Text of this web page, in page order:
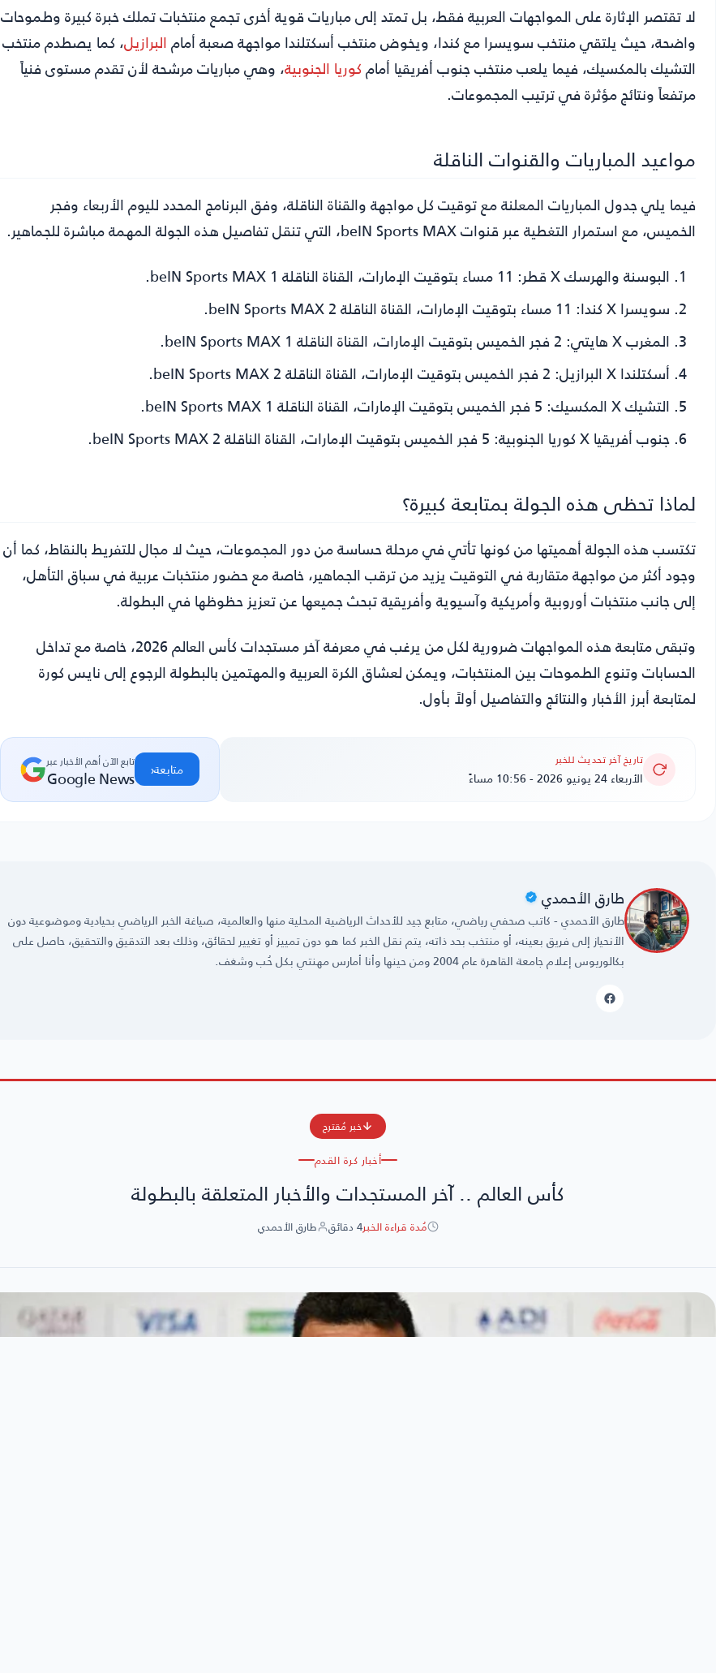
لا تقتصر الإثارة على المواجهات العربية فقط، بل تمتد إلى مباريات قوية أخرى تجمع منتخبات تملك خبرة كبيرة وطموحات
واضحة، حيث يلتقي منتخب سويسرا مع كندا، ويخوض منتخب أسكتلندا مواجهة صعبة أمامالبرازيل، كما يصطدم منتخب
التشيك بالمكسيك، فيما يلعب منتخب جنوب أفريقيا أمامكوريا الجنوبية، وهي مباريات مرشحة لأن تقدم مستوى فنياً
مرتفعاً ونتائج مؤثرة في ترتيب المجموعات.
مواعيد المباريات والقنوات الناقلة
فيما يلي جدول المباريات المعلنة مع توقيت كل مواجهة والقناة الناقلة، وفق البرنامج المحدد لليوم الأربعاء وفجر
الخميس، مع استمرار التغطية عبر قنوات beIN Sports MAX، التي تنقل تفاصيل هذه الجولة المهمة مباشرة للجماهير.
البوسنة والهرسك X قطر
: 11 مساء بتوقيت الإمارات، القناة الناقلة beIN Sports MAX 1.
سويسرا X كندا
: 11 مساء بتوقيت الإمارات، القناة الناقلة beIN Sports MAX 2.
المغرب X هايتي
: 2 فجر الخميس بتوقيت الإمارات، القناة الناقلة beIN Sports MAX 1.
أسكتلندا X البرازيل
: 2 فجر الخميس بتوقيت الإمارات، القناة الناقلة beIN Sports MAX 2.
التشيك X المكسيك
: 5 فجر الخميس بتوقيت الإمارات، القناة الناقلة beIN Sports MAX 1.
جنوب أفريقيا X كوريا الجنوبية
: 5 فجر الخميس بتوقيت الإمارات، القناة الناقلة beIN Sports MAX 2.
لماذا تحظى هذه الجولة بمتابعة كبيرة؟
تكتسب هذه الجولة أهميتها من كونها تأتي في مرحلة حساسة من دور المجموعات، حيث لا مجال للتفريط بالنقاط، كما أن
وجود أكثر من مواجهة متقاربة في التوقيت يزيد من ترقب الجماهير، خاصة مع حضور منتخبات عربية في سباق التأهل،
إلى جانب منتخبات أوروبية وأمريكية وآسيوية وأفريقية تبحث جميعها عن تعزيز حظوظها في البطولة.
وتبقى متابعة هذه المواجهات ضرورية لكل من يرغب في معرفة آخر مستجدات كأس العالم 2026، خاصة مع تداخل
الحسابات وتنوع الطموحات بين المنتخبات، ويمكن لعشاق الكرة العربية والمهتمين بالبطولة الرجوع إلى نايس كورة
لمتابعة أبرز الأخبار والنتائج والتفاصيل أولاً بأول.
تاريخ آخر تحديث للخبر
الأربعاء 24 يونيو 2026 - 10:56 مساءً
تابع الآن أهم الأخبار عبر
Google News متابعة‹
طارق الأحمدي
طارق الأحمدي - كاتب صحفي رياضي، متابع جيد للأحداث الرياضية المحلية منها والعالمية، صياغة الخبر الرياضي بحيادية وموضوعية دون
الأنحياز إلى فريق بعينه، أو منتخب بحد ذاته، يتم نقل الخبر كما هو دون تمييز أو تغيير لحقائق، وذلك بعد التدقيق والتحقيق، حاصل على
بكالوريوس إعلام جامعة القاهرة عام 2004 ومن حينها وأنا أمارس مهنتي بكل حُب وشغف.
خبر مُقترح
أخبار كرة القدم
كأس العالم .. آخر المستجدات والأخبار المتعلقة بالبطولة
مُدة قراءة الخبر4 دقائق طارق الأحمدي